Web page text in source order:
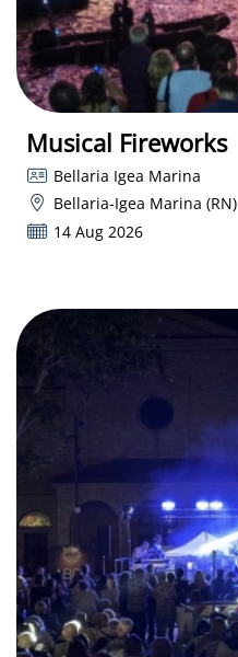
Musical Fireworks
Bellaria Igea Marina
Bellaria-Igea Marina (RN)
14 Aug 2026